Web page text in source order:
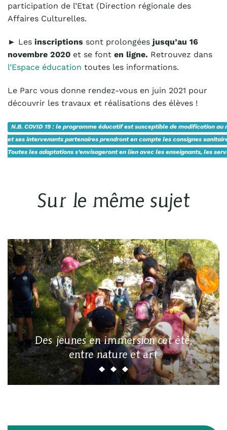
participation de l’Etat (Direction régionale des
Affaires Culturelles.
► Les inscriptions sont prolongées jusqu’au 16
novembre 2020 et se font en ligne. Retrouvez dans
l’Espace éducation toutes les informations.
Le Parc vous donne rendez-vous en juin 2021 pour
découvrir les travaux et réalisations des élèves !
N.B. COVID 19 : le programme éducatif est susceptible de modification
et ses intervenants partenaires prendront en compte les consignes
Toutes les adaptations s’envisageront en lien avec les enseignants, les
Sur le même sujet
Des jeunes en immersion cet été,
entre nature et art